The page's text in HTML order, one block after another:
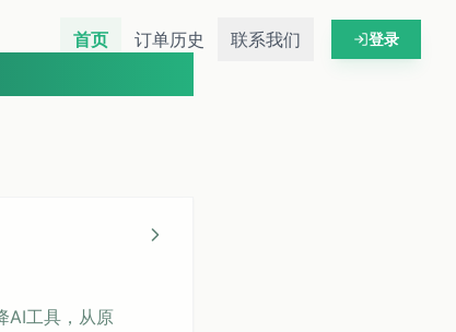
首页 订单历史 联系我们 登录
AI工具，从原